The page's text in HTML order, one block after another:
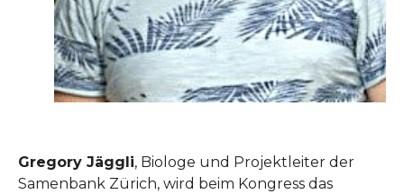
Gregory Jäggli, Biologe und Projektleiter der
Samenbank Zürich, wird beim Kongress das